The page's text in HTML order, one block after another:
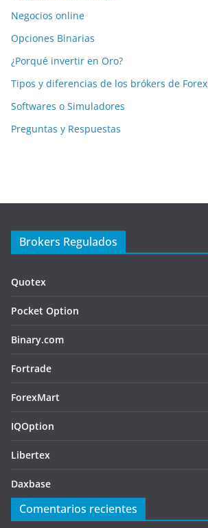
Negocios online
Opciones Binarias
¿Porqué invertir en Oro?
Tipos y diferencias de los brókers de Forex
Softwares o Simuladores
Preguntas y Respuestas
Brokers Regulados
Quotex
Pocket Option
Binary.com
Fortrade
ForexMart
IQOption
Libertex
Daxbase
Comentarios recientes